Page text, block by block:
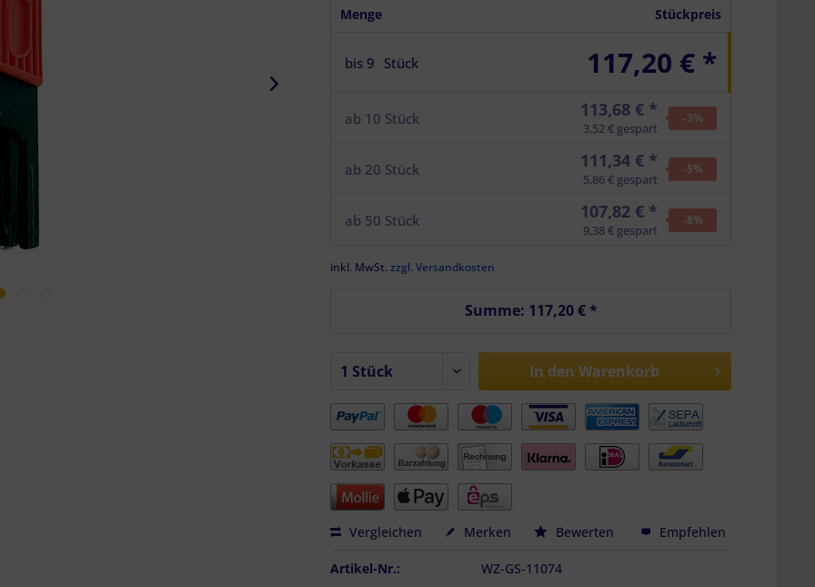
Menge Stückpreis
bis 9 Stück 117,20 € *
ab 10 Stück 113,68 € *
3,52 € gespart
-3%
ab 20 Stück 111,34 € *
5,86 € gespart
-5%
ab 50 Stück 107,82 € *
9,38 € gespart
-8%
inkl. MwSt.zzgl. Versandkosten
Summe: 117,20 €*
In den Warenkorb
Vergleichen Merken Bewerten Empfehlen
Artikel-Nr.: WZ-GS-11074